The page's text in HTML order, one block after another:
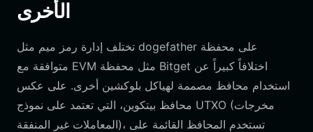
الأخرى
تختلف إدارة رمز ميم مثل dogefather على محفظة
متوافقة مع EVM مثل محفظة Bitget اختلافاً كبيراً عن
استخدام محافظ مصممة لهياكل بلوكشين أخرى. على عكس
محافظ بيتكوين، التي تعتمد على نموذج UTXO (مخرجات
المعاملات غير المنفقة)، تستخدم المحافظ القائمة على